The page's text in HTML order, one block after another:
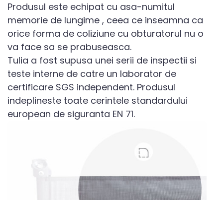
Produsul este echipat cu asa-numitul
memorie de lungime , ceea ce inseamna ca
orice forma de coliziune cu obturatorul nu o
va face sa se prabuseasca.
Tulia a fost supusa unei serii de inspectii si
teste interne de catre un laborator de
certificare SGS independent. Produsul
indeplineste toate cerintele standardului
european de siguranta EN 71.